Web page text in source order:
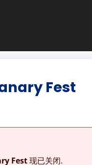
Fest
Fest现已关闭.